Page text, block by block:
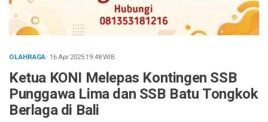
OLAHRAGA· 16 Apr 202519:48WIB
Ketua KONI Melepas Kontingen SSB
Punggawa Lima dan SSB Batu Tongkok
Berlaga di Bali